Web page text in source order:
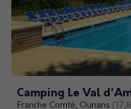
Camping Le Val
Franche Comté, Ounans